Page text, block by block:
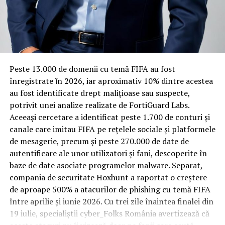
https://www.incisivdeprahova.ro/2018/02/01/exclusiv-
incalcarea-obligatiilor-profesionale-ale-judecatorilor-
pentru-acoperirea-ilegalitatilor-conducerii-telekom-
romaniacaracatita-din-justitie/
https://www.incisivdeprahova.ro/2018/01/31/exclusiv-
pe-cand-un-proces-telekomgate-de-condamnare-al-
sclaviei-abuzurilor-cotidiene-lipsei-si-dispretului-fata-
de-legile-nationale-pe-care-acestia-prin-coruptie-
sistematica-le-provoaca-cetate/
https://www.incisivdeprahova.ro/2018/01/31/
din-baroul-bucuresti-si-liderul-de-sindicat-sntm-
agresati-fizic-de-mafia-telekomilegalitati-grave-
circumscrise-articolelor-din-codul-penal-
musamalizate-sub-privirea-ingaduitoare-guv/
https://www.incisivdeprahova.ro/2018/01/15/
deutsche-telekom-le-sunt-flagrant-incalcate-
Rotația rapidă a oaspeților cere
materiale rezistente
Spre diferență de o locuință obișnuită, o cameră de hotel
trece printr-un ciclu de utilizare intensă: oaspeți diferiți,
bagaje trase pe roți, curățenie zilnică, uneori mai multe
rezervări consecutive în aceeași săptămână. Această
frecvență ridicată de utilizare pune presiune reală pe
orice suprafață, iar pardoseala este printre primele
elemente afectate vizibil, mai ales în zona din jurul
patului și a ușii de acces.
În etapa de renovare sau construcție, administratorii
care iau în calcul mocheta trafic intenspentru zonele
cu rotație mare reduc riscul de uzură prematură și de
decolorare vizibilă în punctele de trecere frecventă. Este
o decizie care ține mai puțin de stil și mai mult de
Peste 13.000 de domenii cu temă FIFA au fost
înregistrate ȋn 2026, iar aproximativ 10% dintre acestea
au fost identificate drept malițioase sau suspecte,
potrivit unei analize realizate de FortiGuard Labs.
Aceeași cercetare a identificat peste 1.700 de conturi și
canale care imitau FIFA pe rețelele sociale și platformele
de mesagerie, precum și peste 270.000 de date de
autentificare ale unor utilizatori și fani, descoperite în
baze de date asociate programelor malware. Separat,
compania de securitate Hoxhunt a raportat o creștere
de aproape 500% a atacurilor de phishing cu temă FIFA
între aprilie și iunie 2026. Cu trei zile înaintea finalei din
19 iulie, specialiștii cyber_Folks România avertizează că